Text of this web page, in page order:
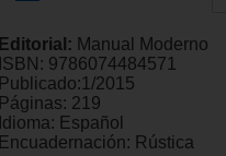
Editorial: Manual Moderno
ISBN: 9786074484571
Publicado:1/2015
Páginas: 219
Idioma: Español
Encuadernación: Rústica